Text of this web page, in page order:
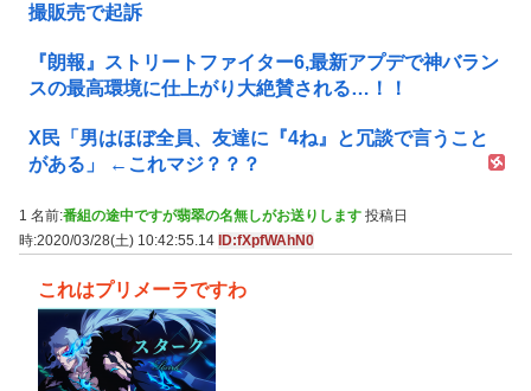
撮販売で起訴
『朗報』ストリートファイター6,最新アプデで神バラン
スの最高環境に仕上がり大絶賛される…！！
X民「男はほぼ全員、友達に『4ね』と冗談で言うこと
がある」 ←これマジ？？？
1 名前:番組の途中ですが翡翠の名無しがお送りします 投稿日
時:2020/03/28(土) 10:42:55.14 ID:fXpfWAhN0
これはプリメーラですわ